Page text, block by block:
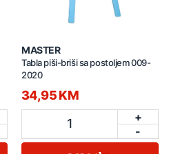
MASTER
Tabla piši-briši sa postoljem 009-
2020
34,95 KM
1
+
-